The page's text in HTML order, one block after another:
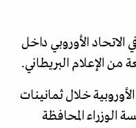
الأوروبي داخل
الإعلام البريطاني.
خلال ثمانينات
الوزراء المحافظة